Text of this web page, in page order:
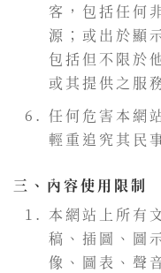
客，包括任何
源；或出於顯
包括但不限於
或其提供之服
任何危害本網
輕重追究其民
三、內容使用限制
本網站上所有
稿、插圖、圖
像、圖表、聲